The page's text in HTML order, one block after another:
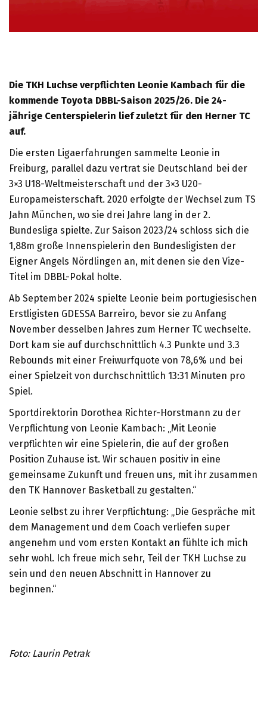
Die TKH Luchse verpflichten Leonie Kambach für die
kommende Toyota DBBL-Saison 2025/26. Die 24-
jährige Centerspielerin lief zuletzt für den Herner TC
auf.
Die ersten Ligaerfahrungen sammelte Leonie in
Freiburg, parallel dazu vertrat sie Deutschland bei der
3×3 U18-Weltmeisterschaft und der 3×3 U20-
Europameisterschaft. 2020 erfolgte der Wechsel zum TS
Jahn München, wo sie drei Jahre lang in der 2.
Bundesliga spielte. Zur Saison 2023/24 schloss sich die
1,88m große Innenspielerin den Bundesligisten der
Eigner Angels Nördlingen an, mit denen sie den Vize-
Titel im DBBL-Pokal holte.
Ab September 2024 spielte Leonie beim portugiesischen
Erstligisten GDESSA Barreiro, bevor sie zu Anfang
November desselben Jahres zum Herner TC wechselte.
Dort kam sie auf durchschnittlich 4.3 Punkte und 3.3
Rebounds mit einer Freiwurfquote von 78,6% und bei
einer Spielzeit von durchschnittlich 13:31 Minuten pro
Spiel.
Sportdirektorin Dorothea Richter-Horstmann zu der
Verpflichtung von Leonie Kambach: „Mit Leonie
verpflichten wir eine Spielerin, die auf der großen
Position Zuhause ist. Wir schauen positiv in eine
gemeinsame Zukunft und freuen uns, mit ihr zusammen
den TK Hannover Basketball zu gestalten.“
Leonie selbst zu ihrer Verpflichtung: „Die Gespräche mit
dem Management und dem Coach verliefen super
angenehm und vom ersten Kontakt an fühlte ich mich
sehr wohl. Ich freue mich sehr, Teil der TKH Luchse zu
sein und den neuen Abschnitt in Hannover zu
beginnen.“
Foto: Laurin Petrak